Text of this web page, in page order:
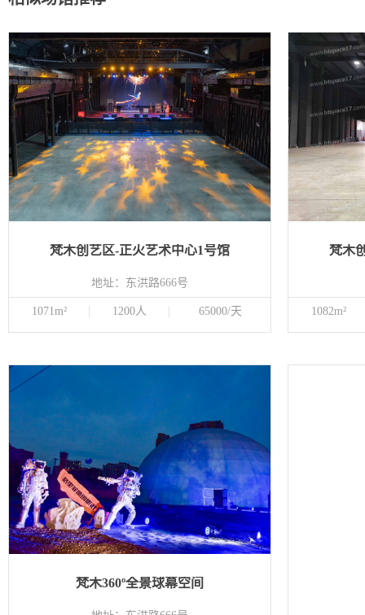
梵木创艺区-正火艺术中心1号馆
地址：东洪路666号
1071m² 1200人 65000/天
梵木
1082m²
梵木360º全景球幕空间